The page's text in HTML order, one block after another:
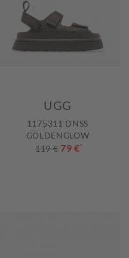
UGG
1175311 DNSS
GOLDENGLOW
119 € 79 €*